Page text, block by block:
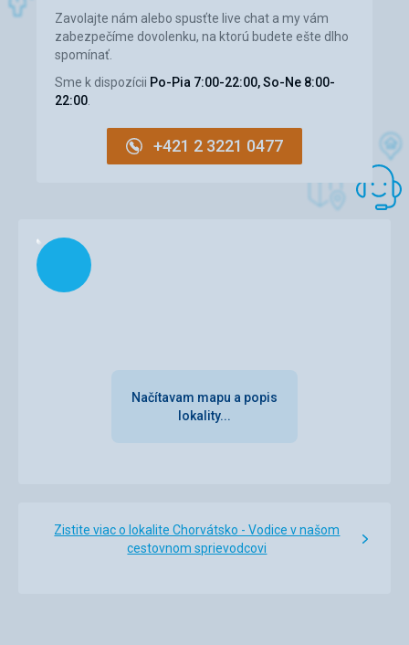
Stan - díry a velký nepořádek - nikdo jej nepředával! Pro 1
rodiče mužského rodu s dítětem to bylo dostatečné, v
případě náročnějších klientů velká nespokojenost.
Služby
Ubytování v kempu, takže popis služeb personálu kempu:
možnost zahrát si tenis...
Zavolajte nám alebo spusťte live chat a my vám
zabezpečíme dovolenku, na ktorú budete ešte dlho
spomínať.
Sme k dispozícii Po-Pia 7:00-22:00, So-Ne 8:00-
22:00
+421 2 3221 0477
Načítam
Načítavam mapu a popis
lokality...
Zistite viac o lokalite Chorvátsko - Vodice v našom
cestovnom sprievodcovi